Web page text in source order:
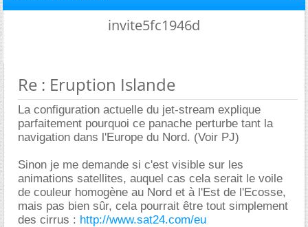
invite5fc1946d
Re : Eruption Islande
La configuration actuelle du jet-stream explique
parfaitement pourquoi ce panache perturbe tant la
navigation dans l'Europe du Nord. (Voir PJ)
Sinon je me demande si c'est visible sur les
animations satellites, auquel cas cela serait le voile
de couleur homogène au Nord et à l'Est de l'Ecosse,
mais pas bien sûr, cela pourrait être tout simplement
des cirrus : http://www.sat24.com/eu